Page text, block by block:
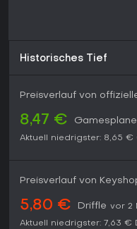
Historisches Tief
Preisverlauf von
8,47 €
Aktuell niedrigster: 8,65 €
Preisverlauf von
5,80 € Driffle vor 2
Aktuell niedrigster: 7,63 €